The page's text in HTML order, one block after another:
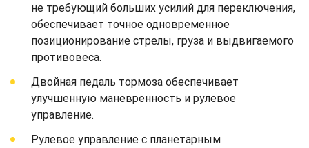
не требующий больших усилий для переключения,
обеспечивает точное одновременное
позиционирование стрелы, груза и выдвигаемого
противовеса.
Двойная педаль тормоза обеспечивает
улучшенную маневренность и рулевое
управление.
Рулевое управление с планетарным